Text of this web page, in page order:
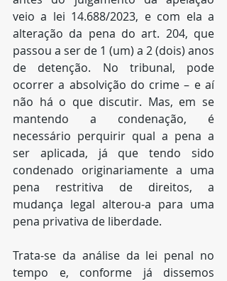
veio a lei 14.688/2023, e com ela a
alteração da pena do art. 204, que
passou a ser de 1 (um) a 2 (dois) anos
de detenção. No tribunal, pode
ocorrer a absolvição do crime – e aí
não há o que discutir. Mas, em se
mantendo a condenação, é
necessário perquirir qual a pena a
ser aplicada, já que tendo sido
condenado originariamente a uma
pena restritiva de direitos, a
mudança legal alterou-a para uma
pena privativa de liberdade.
Trata-se da análise da lei penal no
tempo e, conforme já dissemos